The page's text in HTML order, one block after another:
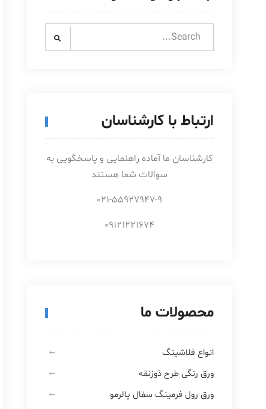
Search
ارتباط با کارشناسان
کارشناسان ما آماده راهنمایی و پاسخگویی به
سوالات شما هستند
021-55927947-9
09121221674
محصولات ما
انواع فلاشینگ
ورق رنگی طرح ذوزنقه
ورق رول فرمینگ سفال پالرمو